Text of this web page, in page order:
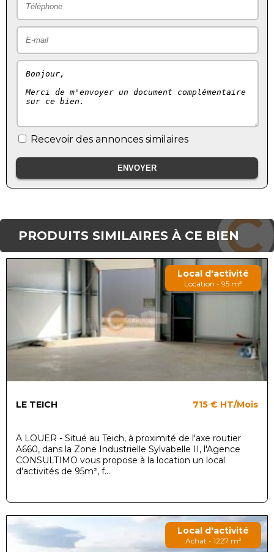
Recevoir des annonces similaires
PRODUITS SIMILAIRES À CE BIEN
Local d'activité
Location - 95 m²
LE TEICH 715 € HT/Mois
A LOUER - Situé au Teich, à proximité de l'axe routier
A660, dans la Zone Industrielle Sylvabelle II, l'Agence
CONSULTIMO vous propose à la location un local
d'activités de 95m², f...
Local d'activité
Achat - 1227 m²